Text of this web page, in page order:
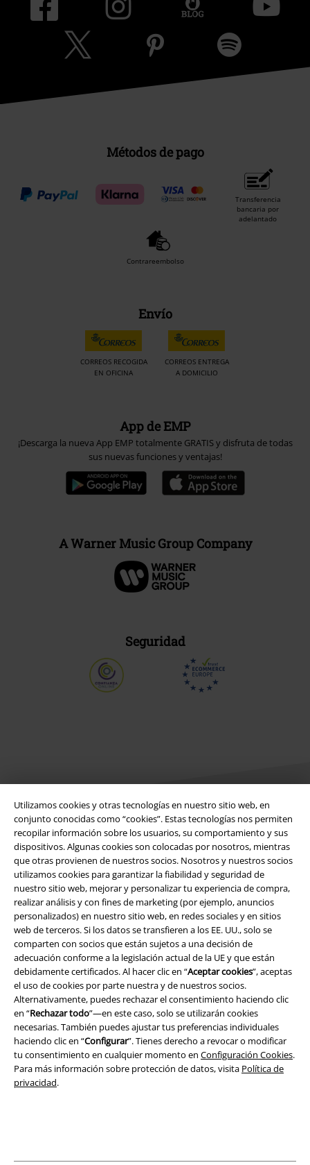
Utilizamos cookies y otras tecnologías en nuestro sitio web, en
conjunto conocidas como “cookies”. Estas tecnologías nos permiten
recopilar información sobre los usuarios, su comportamiento y sus
dispositivos. Algunas cookies son colocadas por nosotros, mientras
que otras provienen de nuestros socios. Nosotros y nuestros socios
utilizamos cookies para garantizar la fiabilidad y seguridad de
nuestro sitio web, mejorar y personalizar tu experiencia de compra,
realizar análisis y con fines de marketing (por ejemplo, anuncios
personalizados) en nuestro sitio web, en redes sociales y en sitios
web de terceros. Si los datos se transfieren a los EE. UU., solo se
comparten con socios que están sujetos a una decisión de
adecuación conforme a la legislación actual de la UE y que están
debidamente certificados. Al hacer clic en “Aceptar cookies”, aceptas
el uso de cookies por parte nuestra y de nuestros socios.
Alternativamente, puedes rechazar el consentimiento haciendo clic
en “Rechazar todo”—en este caso, solo se utilizarán cookies
necesarias. También puedes ajustar tus preferencias individuales
haciendo clic en “Configurar”. Tienes derecho a revocar o modificar
tu consentimiento en cualquier momento en Configuración Cookies.
Para más información sobre protección de datos, visita Política de
privacidad.
Métodos de pago
Transferencia
bancaria por
adelantado
Contrareembolso
Envío
CORREOS RECOGIDA
EN OFICINA
CORREOS ENTREGA
A DOMICILIO
App de EMP
¡Descarga la nueva App EMP totalmente GRATIS y disfruta de todas
sus nuevas funciones y ventajas!
A Warner Music Group Company
Seguridad
Legal
Términos y Condiciones
Aviso Legal
Ley protección de datos
Eliminación de residuos y protección del medioambiente
Declaración de Conformidad
Información sobre accesibilidad
Configuración Cookies
Cancelar pedido